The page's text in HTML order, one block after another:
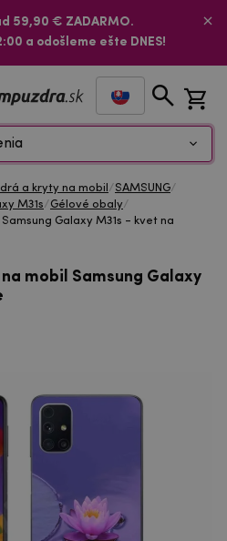
59,90 € ZADARMO.
a odošleme ešte DNES!
a kryty na mobil /SAMSUNG/
M31s/Gélové obaly/
Galaxy M31s - kvet na
mobil Samsung Galaxy